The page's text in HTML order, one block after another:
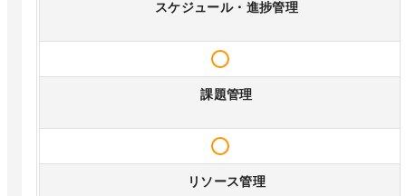
スケジュール・進捗管理
課題管理
リソース管理